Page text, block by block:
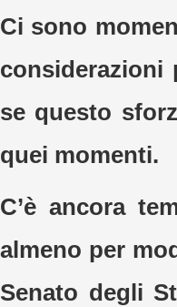
Ci sono
considerazioni
se questo
quei momenti.
C’è ancora
almeno per
Senato degli